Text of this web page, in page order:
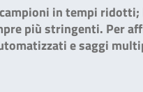
in tempi
più stringenti. Per
e saggi